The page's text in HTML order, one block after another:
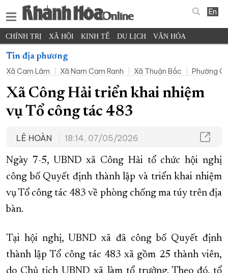
En
CHÍNH TRỊ XÃ HỘI KINH TẾ DU LỊCH VĂN HÓA
THỂ THAO ĐỜI SỐNG
KHOA HỌC - CÔNG NGHỆ PHÁP LUẬT BẠN ĐỌC PHÓNG SỰ
THẾ GIỚI MULTIMEDIA VIDEO ĐỌC BÁO ONLINE
PODCAST THÔNG TIN - QUẢNG CÁO
TRƯỜNG SA BIỂN ĐẢO QUÊ HƯƠNG
CHUNG TAY CẢI CÁCH HÀNH CHÍNH
XÂY DỰNG NÔNG THÔN MỚI LỊCH CẮT ĐIỆN
TÀU - XE - MÁY BAY
KỶ NIỆM 370 NĂM XÂY DỰNG VÀ PHÁT TRIỂN TỈNH KHÁNH HÒA
XÂY DỰNG KHÁNH HÒA TRỞ THÀNH THÀNH PHỐ TRỰC THUỘC
ĐẠI HỘI ĐẢNG CÁC CẤP VỀ BÁO KHÁNH HÒA
Tin địa phương
Xã Cam Lâm
Xã Nam Cam Ranh Xã Thuận Bắc Phường
Xã Công Hải triển khai nhiệm
vụ Tổ công tác 483
LÊ HOÀN 18:14, 07/05/2026
Ngày 7-5, UBND xã Công Hải tổ chức hội nghị
công bố Quyết định thành lập và triển khai nhiệm
vụ Tổ công tác 483 về phòng chống ma túy trên địa
bàn.
Tại hội nghị, UBND xã đã công bố Quyết định
thành lập Tổ công tác 483 xã gồm 25 thành viên,